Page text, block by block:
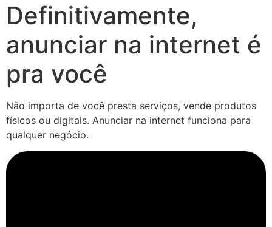
Definitivamente,
anunciar na internet é
pra você
Não importa de você presta serviços, vende produtos
físicos ou digitais. Anunciar na internet funciona para
qualquer negócio.